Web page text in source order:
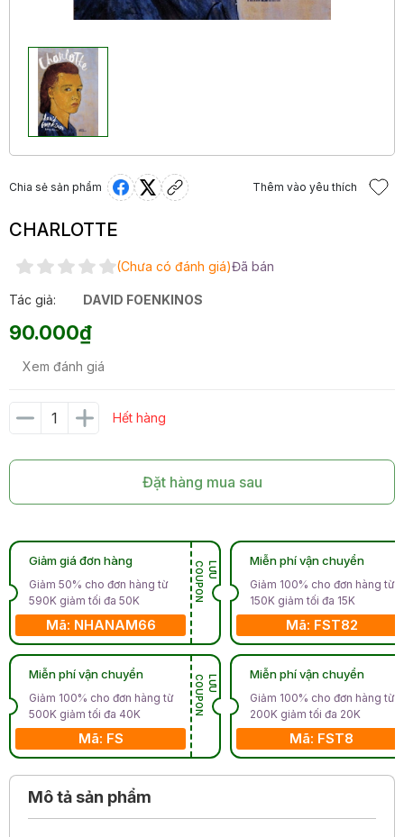
Chia sẻ sản phẩm Thêm vào yêu thích
CHARLOTTE
(Chưa có đánh giá)Đã bán
Tác giả: DAVID FOENKINOS
90.000₫
Xem đánh giá
Hết hàng
Đặt hàng mua sau
Giảm giá đơn hàng
Giảm 50% cho đơn hàng từ
590K giảm tối đa 50K
Mã: NHANAM66
L
Ư
U
C
O
U
P
O
N
Miễn phí vận chuyển
Giảm 100% cho đơn hàng từ
500K giảm tối đa 40K
Mã: FS
L
Ư
U
C
O
U
P
O
N
Miễn phí vận chuyển
Giảm 100% cho đơn hàng từ
150K giảm tối đa 15K
Mã: FST82
Miễn phí vận chuyển
Giảm 100% cho đơn hàng từ
200K giảm tối đa 20K
Mã: FST8
Mô tả sản phẩm